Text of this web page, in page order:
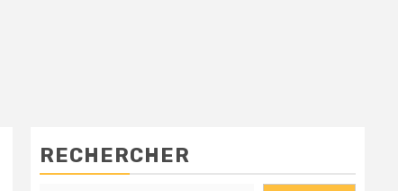
RECHERCHER